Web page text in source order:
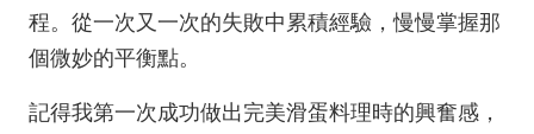
程。從一次又一次的失敗中累積經驗，慢慢掌握那
個微妙的平衡點。
記得我第一次成功做出完美滑蛋料理時的興奮感，